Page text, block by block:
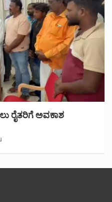
ರೈತರಿಗೆ ಅವಕಾಶ